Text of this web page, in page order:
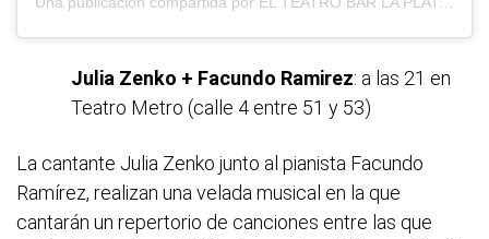
Julia Zenko + Facundo Ramirez: a las 21 en
Teatro Metro (calle 4 entre 51 y 53)
La cantante Julia Zenko junto al pianista Facundo
Ramírez, realizan una velada musical en la que
cantarán un repertorio de canciones entre las que